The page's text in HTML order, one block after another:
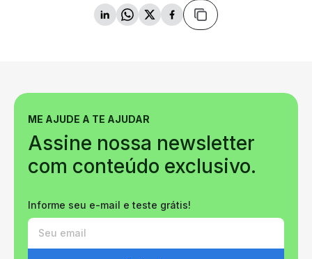
ME AJUDE A TE AJUDAR
Assine nossa newsletter
com conteúdo exclusivo.
Informe seu e-mail e teste grátis!